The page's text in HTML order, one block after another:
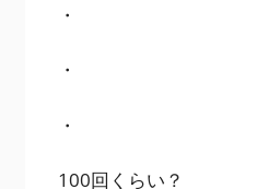
・
・
・
100回くらい？